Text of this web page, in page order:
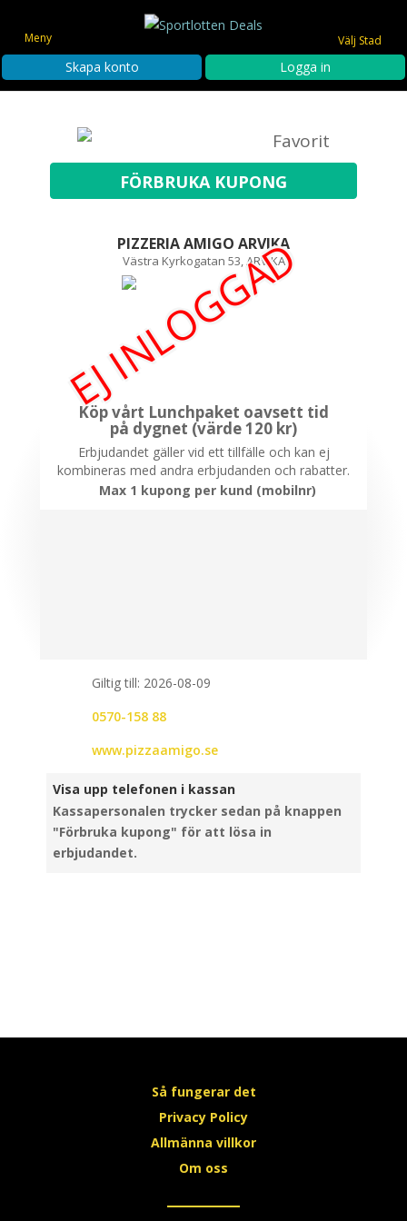
Meny Välj Stad
Skapa konto Logga in
Favorit
PIZZERIA AMIGO ARVIKA
Västra Kyrkogatan 53, ARVIKA
EJ INLOGGAD
Köp vårt Lunchpaket oavsett tid
på dygnet (värde 120 kr)
Erbjudandet gäller vid ett tillfälle och kan ej
kombineras med andra erbjudanden och rabatter.
Max 1 kupong per kund (mobilnr)
Giltig till: 2026-08-09
0570-158 88
www.pizzaamigo.se
Visa upp telefonen i kassan
Kassapersonalen trycker sedan på knappen
"Förbruka kupong" för att lösa in
erbjudandet.
Så fungerar det
Privacy Policy
Allmänna villkor
Om oss